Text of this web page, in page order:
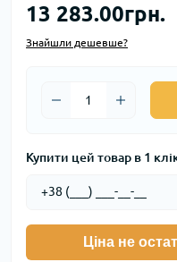
13 283.00грн.
Знайшли дешевше?
Купити цей товар в 1
Ціна не